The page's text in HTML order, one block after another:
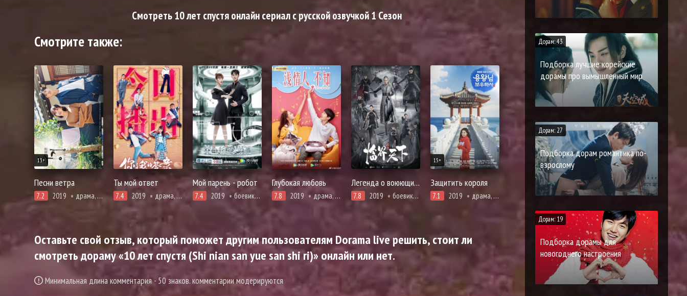
Смотреть 10 лет спустя онлайн сериал с русской озвучкой 1 Сезон
Смотрите также:
13+
Песни ветра
7.2 2019 драма, мелодрама, романтика
Ты мой ответ
7.4 2019 драма, криминал, мелодрама, романтика
Мой парень - робот
7.4 2019 боевики, комедия, мелодрама, романтика, фантастика, фэнтези
Глубокая любовь
7.8 2019 драма, первая любовь, романтика
Легенда о воюющих царствах: Мир в кризисе
7.8 2019 боевики, единоборства, мелодрама, броманс, фэнтези
15+
Защитить короля
7.1 2019 драма, комедия, мелодрама, романтика
Оставьте свой отзыв, который поможет другим пользователям Dorama live решить, стоит ли
смотреть дораму «10 лет спустя (Shi nian san yue san shi ri)» онлайн или нет.
Минимальная длина комментария - 50 знаков. комментарии модерируются
Дорам: 43
Подборка лучшие корейские
дорамы про вымышленный мир
Дорам: 27
Подборка дорам романтика по-
взрослому
Дорам: 19
Подборка дорамы для
новогоднего настроения